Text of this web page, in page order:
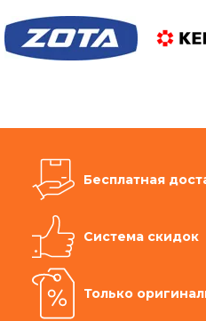
Бесплатная
Система скидок
Только